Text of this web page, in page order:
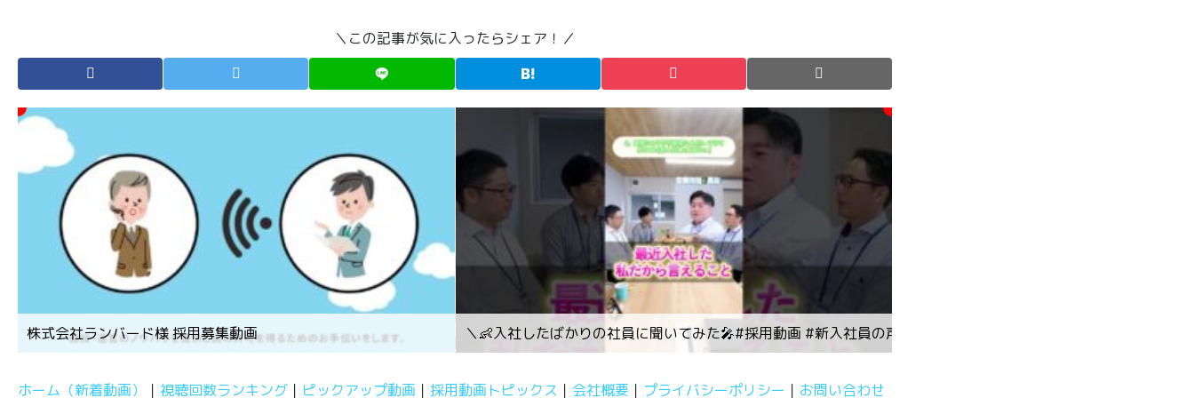
＼この記事が気に入ったらシェア！／
＼👶入社したばかりの社員に聞いてみた🎤#採用動画 #新入社員の声 #リアルな感想 #未経験歓迎 #大分 #こうや
株式会社ランバード様 採用募集動画
ホーム（新着動画） 視聴回数ランキング ピックアップ動画 採用動画トピックス 会社概要 プライバシーポリシー お問い合わせ